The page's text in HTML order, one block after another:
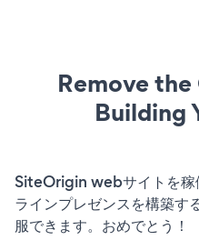
Remove
Building
SiteOrigin webサイトを稼
ラインプレゼンスを構築す
服できます。おめでとう！